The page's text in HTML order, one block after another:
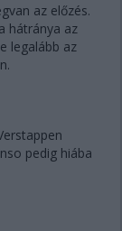
az előzés.
hátránya az
legalább az
pedig hiába